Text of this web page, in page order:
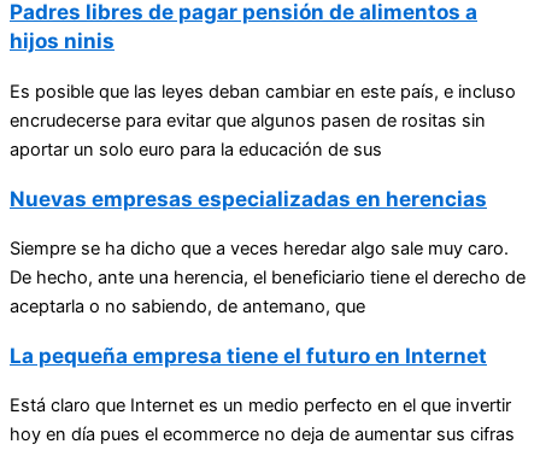
Padres libres de pagar pensión de alimentos a
hijos ninis
Es posible que las leyes deban cambiar en este país, e incluso
encrudecerse para evitar que algunos pasen de rositas sin
aportar un solo euro para la educación de sus
Nuevas empresas especializadas en herencias
Siempre se ha dicho que a veces heredar algo sale muy caro.
De hecho, ante una herencia, el beneficiario tiene el derecho de
aceptarla o no sabiendo, de antemano, que
La pequeña empresa tiene el futuro en Internet
Está claro que Internet es un medio perfecto en el que invertir
hoy en día pues el ecommerce no deja de aumentar sus cifras